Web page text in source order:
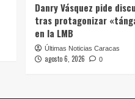
Danry Vásquez pide
tras protagonizar
en la LMB
Últimas Noticias Caracas
agosto 6, 2026 0